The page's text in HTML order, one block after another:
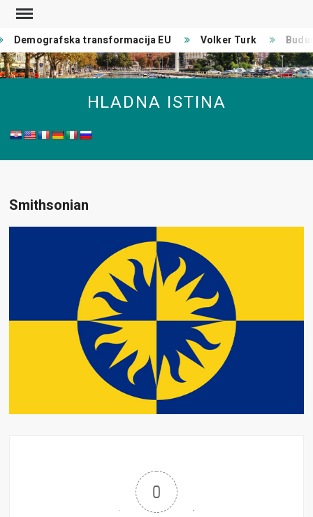
Skip
content
Demografska transformacija EU Volker Turk
HLADNA ISTINA
Smithsonian
0